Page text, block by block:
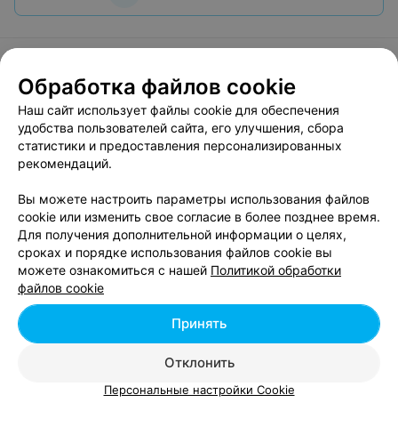
О проекте Новости проекта
Вакансии
Публичный договор
Способы оплаты
Публичный договор по использованию сервиса
Написать в поддержку
Связаться по вопросам сотрудничества
Написать руководителю relax.by
Обработка персональных данных
© 2026 ООО «Артокс Лаб», УНП 191700409, регистрирующий орган -
Обработка файлов cookie
Наш сайт использует файлы cookie для обеспечения
удобства пользователей сайта, его улучшения, сбора
статистики и предоставления персонализированных
рекомендаций.
Вы можете настроить параметры использования файлов
cookie или изменить свое согласие в более позднее время.
Для получения дополнительной информации о целях,
сроках и порядке использования файлов cookie вы
можете ознакомиться с нашей Политикой обработки
файлов cookie
Отклонить
Принять
Персональные настройки Cookie